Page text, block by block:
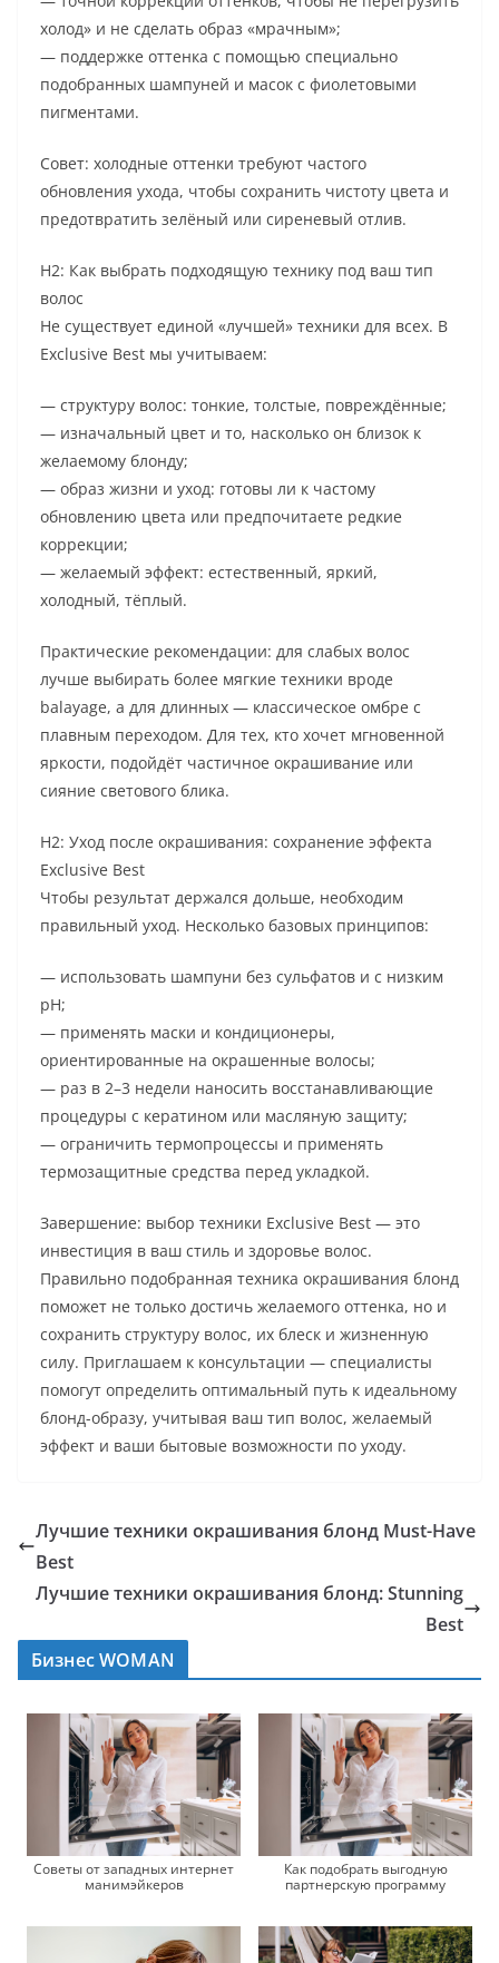
холод» и не сделать образ «мрачным»;
— поддержке оттенка с помощью специально
подобранных шампуней и масок с фиолетовыми
пигментами.
Совет: холодные оттенки требуют частого
обновления ухода, чтобы сохранить чистоту цвета и
предотвратить зелёный или сиреневый отлив.
H2: Как выбрать подходящую технику под ваш тип
волос
Не существует единой «лучшей» техники для всех. В
Exclusive Best мы учитываем:
— структуру волос: тонкие, толстые, повреждённые;
— изначальный цвет и то, насколько он близок к
желаемому блонду;
— образ жизни и уход: готовы ли к частому
обновлению цвета или предпочитаете редкие
коррекции;
— желаемый эффект: естественный, яркий,
холодный, тёплый.
Практические рекомендации: для слабых волос
лучше выбирать более мягкие техники вроде
balayage, а для длинных — классическое омбре с
плавным переходом. Для тех, кто хочет мгновенной
яркости, подойдёт частичное окрашивание или
сияние светового блика.
H2: Уход после окрашивания: сохранение эффекта
Exclusive Best
Чтобы результат держался дольше, необходим
правильный уход. Несколько базовых принципов:
— использовать шампуни без сульфатов и с низким
pH;
— применять маски и кондиционеры,
ориентированные на окрашенные волосы;
— раз в 2–3 недели наносить восстанавливающие
процедуры с кератином или масляную защиту;
— ограничить термопроцессы и применять
термозащитные средства перед укладкой.
Завершение: выбор техники Exclusive Best — это
инвестиция в ваш стиль и здоровье волос.
Правильно подобранная техника окрашивания блонд
поможет не только достичь желаемого оттенка, но и
сохранить структуру волос, их блеск и жизненную
силу. Приглашаем к консультации — специалисты
помогут определить оптимальный путь к идеальному
блонд-образу, учитывая ваш тип волос, желаемый
эффект и ваши бытовые возможности по уходу.
Лучшие техники окрашивания блонд Must-Have
Best
Лучшие техники окрашивания блонд: Stunning
Best
Бизнес WOMAN
Советы от западных интернет
манимэйкеров
Как подобрать выгодную
партнерскую программу